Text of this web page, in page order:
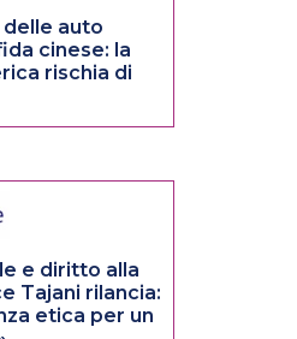
delle auto
cinese: la
rischia di
e diritto alla
Tajani rilancia:
etica per un